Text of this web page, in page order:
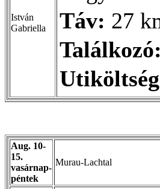
István
Gabriella
Táv: 27
Találkozó:
Aug. 10-
15.
vasárnap-
péntek
Murau-Lachtal